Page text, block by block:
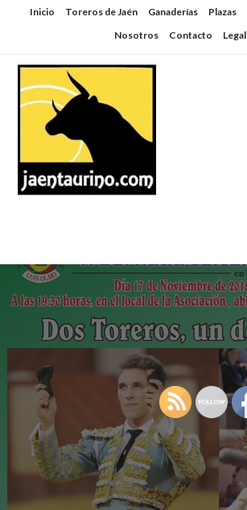
SaltarInicio Toreros de Jaén Ganaderías Plazas
Nosotros
Contacto Legal